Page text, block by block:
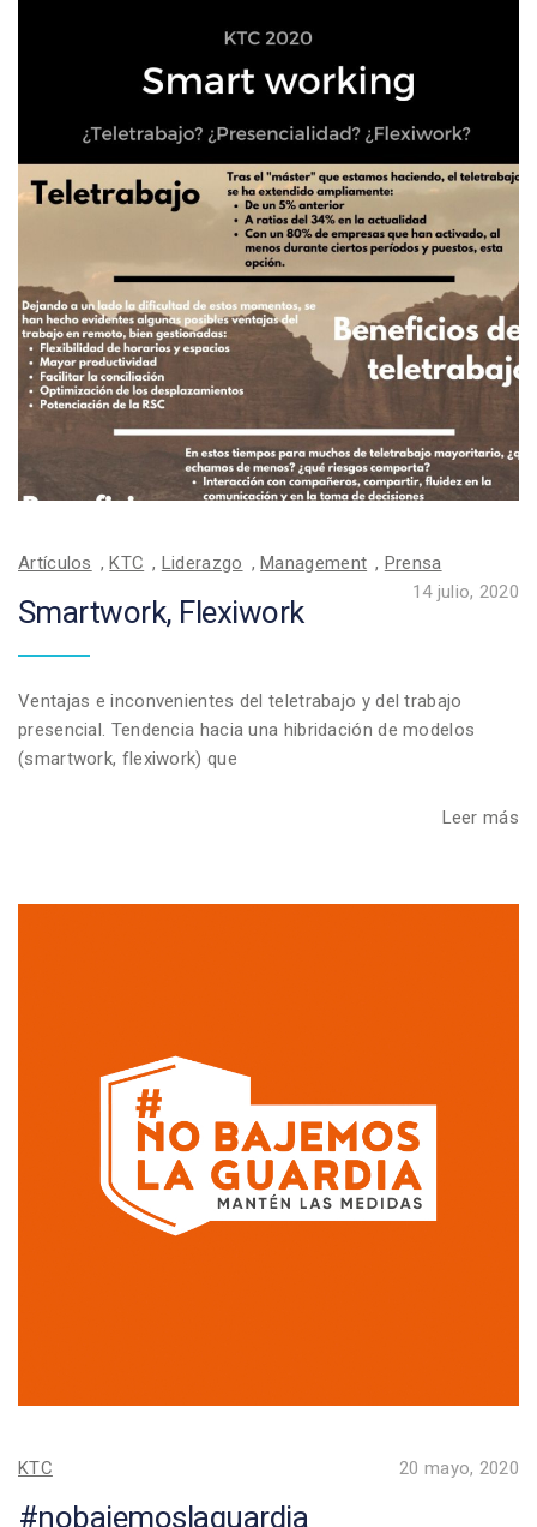
Artículos ,KTC , Liderazgo ,Management , Prensa
14 julio, 2020
Smartwork, Flexiwork
Ventajas e inconvenientes del teletrabajo y del trabajo
presencial. Tendencia hacia una hibridación de modelos
(smartwork, flexiwork) que
Leer más
KTC 20 mayo, 2020
#nobajemoslaguardia